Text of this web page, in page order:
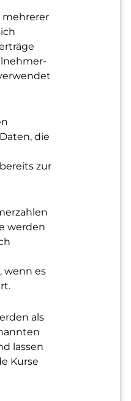
mehrerer
die
zur
werden
wenn es
als
lassen
Kurse